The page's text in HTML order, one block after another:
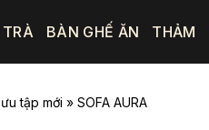
BÀN GHẾ ĂN THẢM
tập mới » SOFA AURA